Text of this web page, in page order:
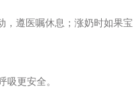
，遵医嘱休息；涨奶时如果宝
吸更安全。